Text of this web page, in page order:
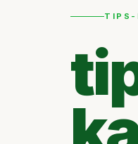
TIPS-